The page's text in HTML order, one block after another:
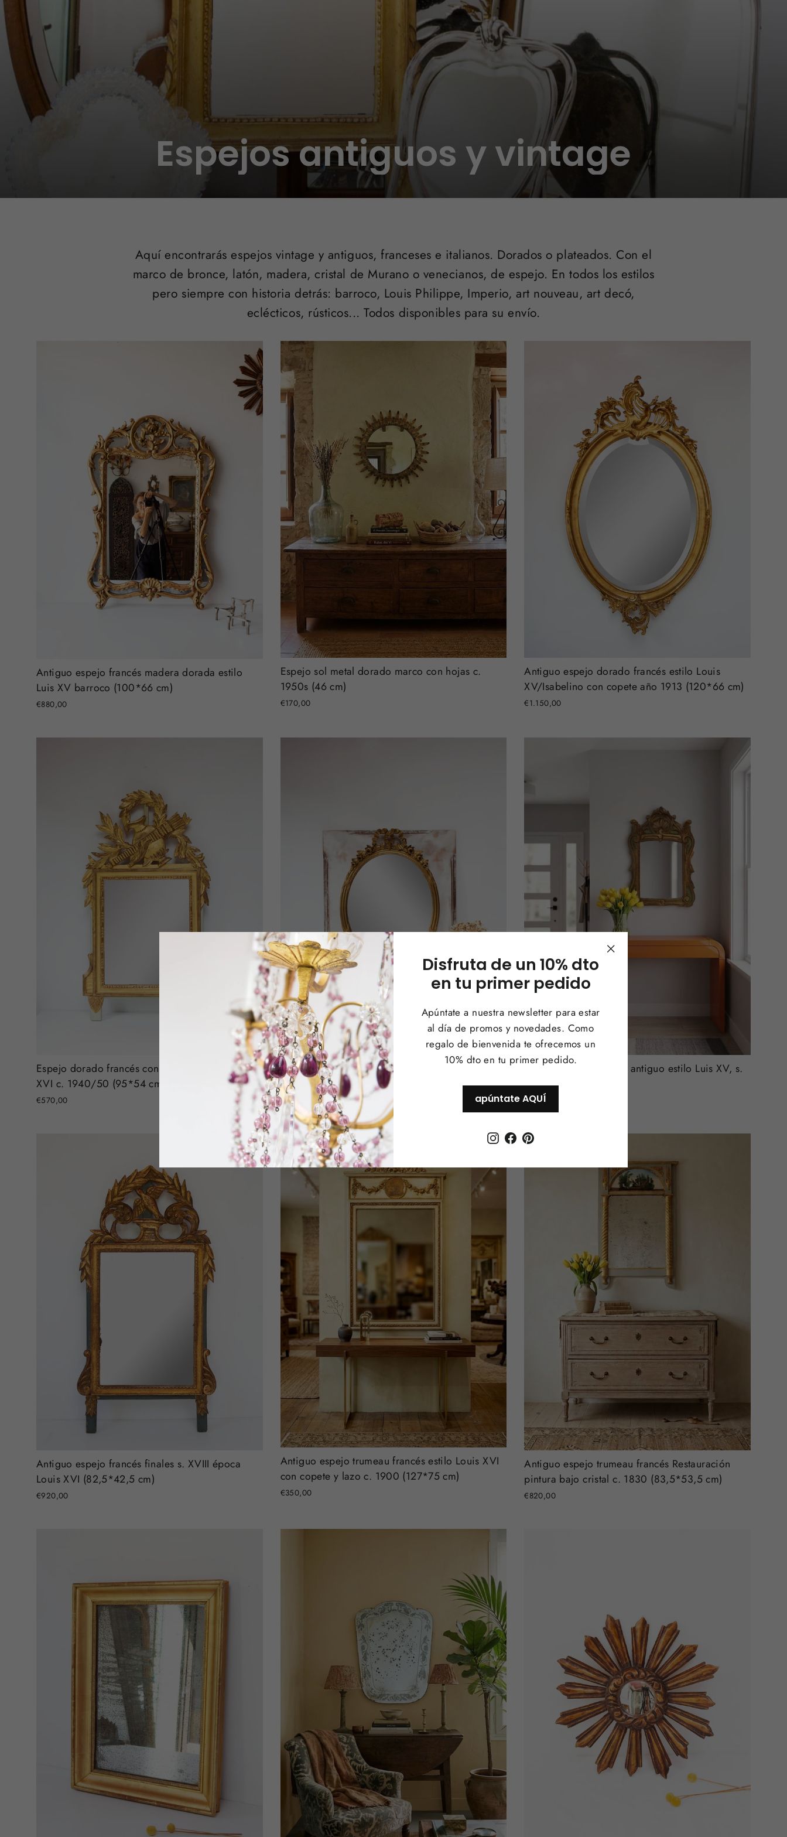
Disfruta de un 10% dto
en tu primer pedido
Apúntate a nuestra newsletter para estar
al día de promos y novedades. Como
regalo de bienvenida te ofrecemos un
10% dto en tu primer pedido.
apúntate AQUÍ
Instagram
FacebookPinterest
Espejos antiguos y vintage
Aquí encontrarás espejos vintage y antiguos, franceses e italianos. Dorados o plateados. Con el
marco de bronce, latón, madera, cristal de Murano o venecianos, de espejo. En todos los estilos
pero siempre con historia detrás: barroco, Louis Philippe, Imperio, art nouveau, art decó,
eclécticos, rústicos... Todos disponibles para su envío.
Antiguo espejo francés madera dorada estilo
Luis XV barroco (100*66 cm)
€880,00
Espejo sol metal dorado marco con hojas c.
1950s (46 cm)
€170,00
Antiguo espejo dorado francés estilo Louis
XV/Isabelino con copete año 1913 (120*66 cm)
€1.150,00
Espejo dorado francés con copete estilo Louis
XVI c. 1940/50 (95*54 cm)
€570,00
Espejo francés marco doble lazo dorado 1923
(70*60 cm)
€320,00
Espejo dorado francés antiguo estilo Luis XV, s.
XIX (69*50 cm)
€420,00
Antiguo espejo francés finales s. XVIII época
Louis XVI (82,5*42,5 cm)
€920,00
Antiguo espejo trumeau francés estilo Louis XVI
con copete y lazo c. 1900 (127*75 cm)
€350,00
Antiguo espejo trumeau francés Restauración
pintura bajo cristal c. 1830 (83,5*53,5 cm)
€820,00